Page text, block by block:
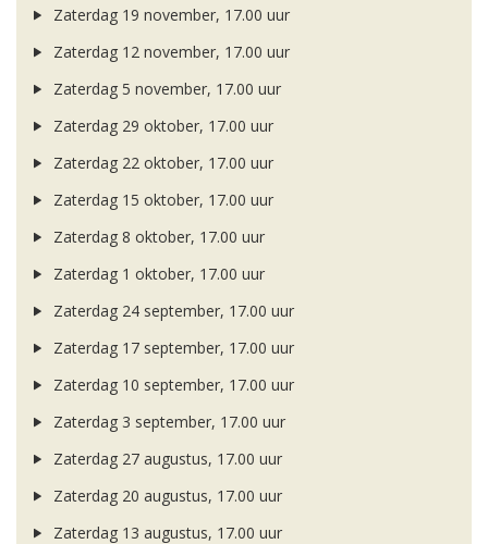
Zaterdag 19 november, 17.00 uur
Zaterdag 12 november, 17.00 uur
Zaterdag 5 november, 17.00 uur
Zaterdag 29 oktober, 17.00 uur
Zaterdag 22 oktober, 17.00 uur
Zaterdag 15 oktober, 17.00 uur
Zaterdag 8 oktober, 17.00 uur
Zaterdag 1 oktober, 17.00 uur
Zaterdag 24 september, 17.00 uur
Zaterdag 17 september, 17.00 uur
Zaterdag 10 september, 17.00 uur
Zaterdag 3 september, 17.00 uur
Zaterdag 27 augustus, 17.00 uur
Zaterdag 20 augustus, 17.00 uur
Zaterdag 13 augustus, 17.00 uur